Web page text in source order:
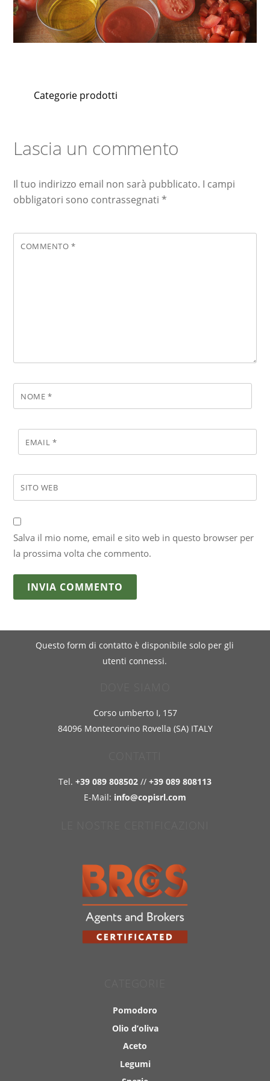
Categorie prodotti
Lascia un commento
Il tuo indirizzo email non sarà pubblicato. I campi
obbligatori sono contrassegnati*
COMMENTO*
NOME *
EMAIL *
SITO WEB
Salva il mio nome, email e sito web in questo browser per
la prossima volta che commento.
Questo form di contatto è disponibile solo per gli
utenti connessi.
Corso umberto I, 157
84096 Montecorvino Rovella (SA) ITALY
Tel. +39 089 808502 // +39 089 808113
E-Mail: info@copisrl.com
Pomodoro
Olio d’oliva
Aceto
Legumi